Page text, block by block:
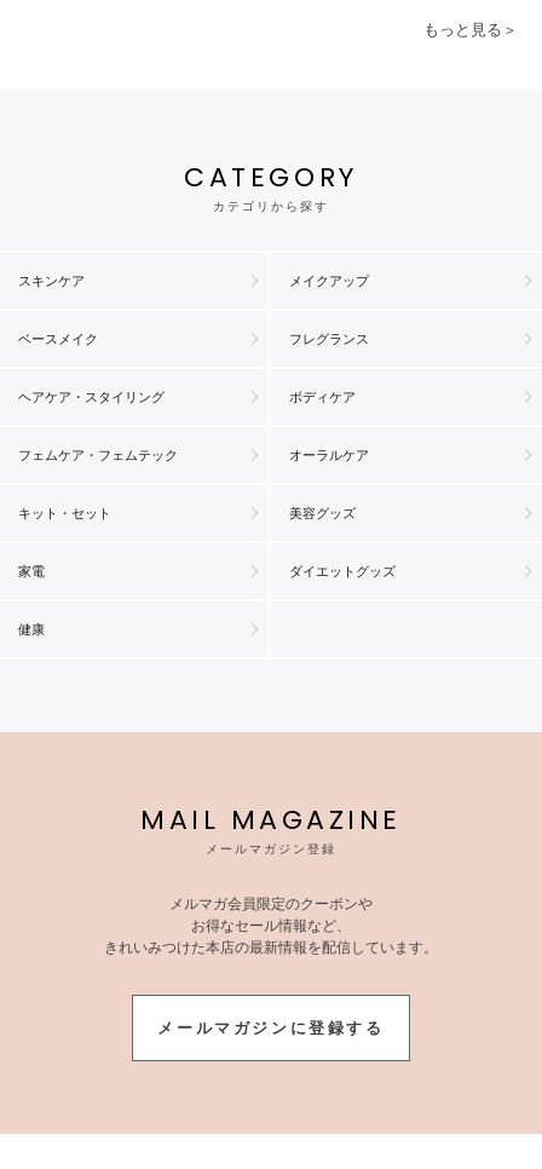
もっと見る＞
CATEGORY
カテゴリから探す
スキンケア メイクアップ
ベースメイク フレグランス
ヘアケア・スタイリング ボディケア
フェムケア・フェムテック オーラルケア
キット・セット 美容グッズ
家電 ダイエットグッズ
健康
MAIL MAGAZINE
メールマガジン登録
メルマガ会員限定のクーポンや
お得なセール情報など、
きれいみつけた本店の最新情報を配信しています。
メールマガジンに登録する